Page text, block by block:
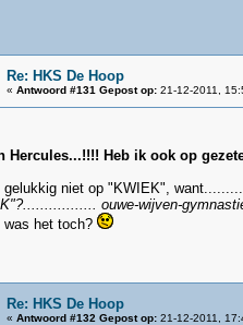
Re: HKS De Hoop
« Antwoord #131 Gepost op:21-12-2011,
Hercules...!!!! Heb ik ook op
gelukkig niet op "KWIEK",
ouwe-wijven-
was het toch?
Re: HKS De Hoop
« Antwoord #132 Gepost op:21-12-2011,